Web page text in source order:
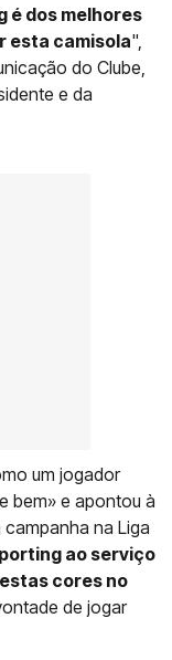
é dos melhores
esta camisola",
do Clube,
e da
um jogador
bem» e apontou à
na Liga
ao serviço
cores no
de jogar